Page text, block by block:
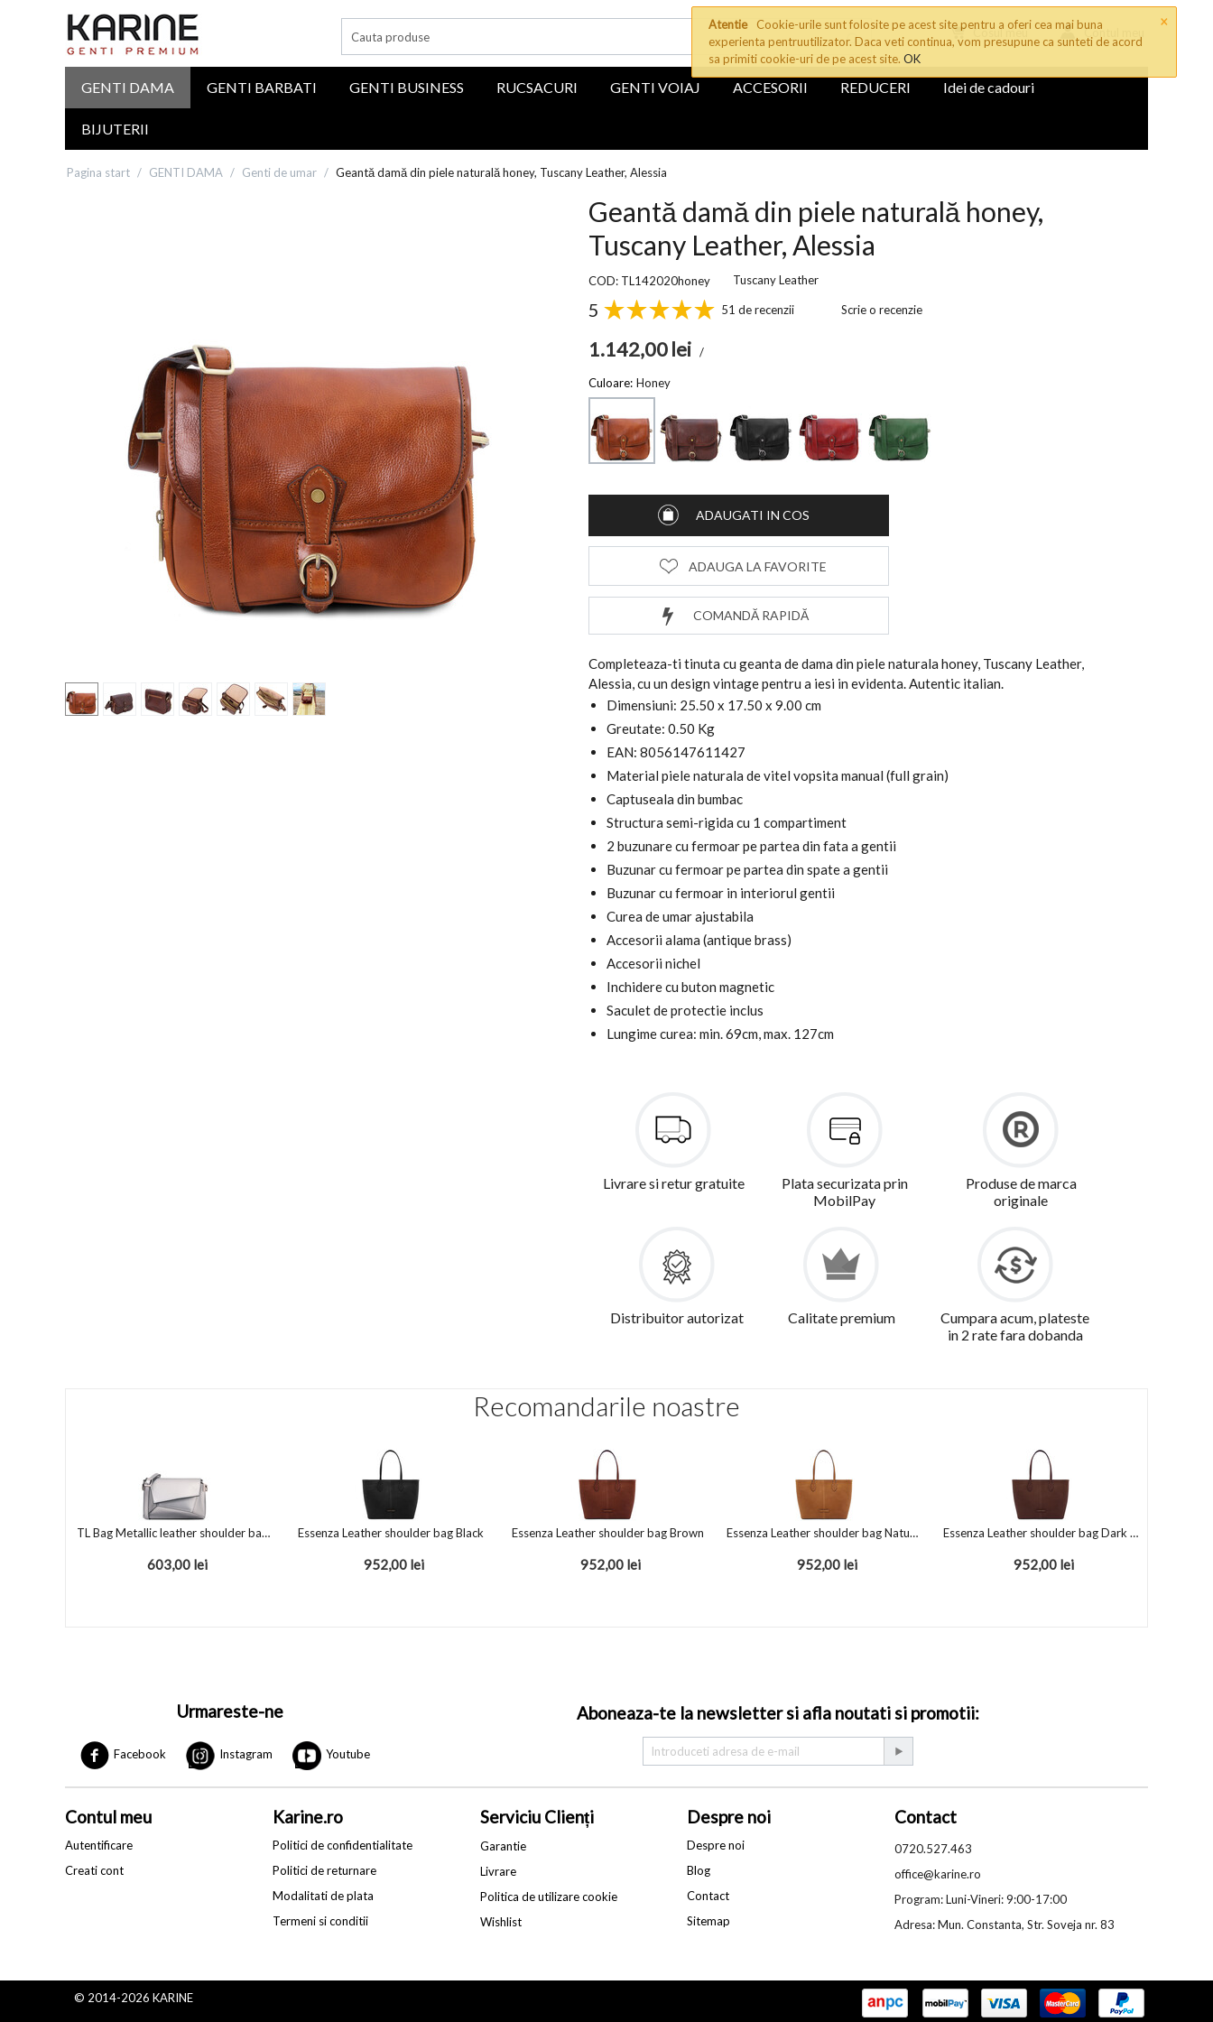
×
Atentie
Cookie-urile sunt folosite pe acest site pentru a oferi cea mai buna
experienta pentruutilizator. Daca veti continua, vom presupune ca sunteti de acord
sa primiti cookie-uri de pe acest site.OK
Cosul meu Contul meu
GENTI DAMA GENTI BARBATI GENTI BUSINESS RUCSACURI GENTI VOIAJ ACCESORII REDUCERI Idei de cadouri
BIJUTERII
Pagina start / GENTI DAMA / Genti de umar / Geantă damă din piele naturală honey, Tuscany Leather, Alessia
Geantă damă din piele naturală honey,
Tuscany Leather, Alessia
COD: TL142020honey Tuscany Leather
5 51 de recenzii Scrie o recenzie
1.142,00lei /
Culoare: Honey
ADAUGATI IN COS
COMANDĂ RAPIDĂ
ADAUGA LA FAVORITE
Completeaza-ti tinuta cu geanta de dama din piele naturala honey, Tuscany Leather,
Alessia, cu un design vintage pentru a iesi in evidenta. Autentic italian.
Dimensiuni: 25.50 x 17.50 x 9.00 cm
Greutate: 0.50 Kg
EAN: 8056147611427
Material piele naturala de vitel vopsita manual (full grain)
Captuseala din bumbac
Structura semi-rigida cu 1 compartiment
2 buzunare cu fermoar pe partea din fata a gentii
Buzunar cu fermoar pe partea din spate a gentii
Buzunar cu fermoar in interiorul gentii
Curea de umar ajustabila
Accesorii alama (antique brass)
Accesorii nichel
Inchidere cu buton magnetic
Saculet de protectie inclus
Lungime curea: min. 69cm, max. 127cm
Livrare si retur gratuite
Plata securizata prin
MobilPay
Produse de marca
originale
Distribuitor autorizat Calitate premium
Cumpara acum, plateste
in 2 rate fara dobanda
Recomandarile noastre
TL Bag Metallic leather shoulder bag Silver
603,00 lei
Essenza Leather shoulder bag Black
952,00 lei
Essenza Leather shoulder bag Brown
952,00 lei
Essenza Leather shoulder bag Natural
952,00 lei
Essenza Leather shoulder bag Dark Brown
952,00 lei
Urmareste-ne
Facebook Instagram Youtube
Aboneaza-te la newsletter si afla noutati si promotii:
Contul meu
Autentificare
Creati cont
Karine.ro
Politici de confidentialitate
Politici de returnare
Modalitati de plata
Termeni si conditii
Serviciu Clienți
Garantie
Livrare
Politica de utilizare cookie
Wishlist
Despre noi
Despre noi
Blog
Contact
Sitemap
Contact
0720.527.463
office@karine.ro
Program: Luni-Vineri: 9:00-17:00
Adresa: Mun. Constanta, Str. Soveja nr. 83
© 2014-2026 KARINE